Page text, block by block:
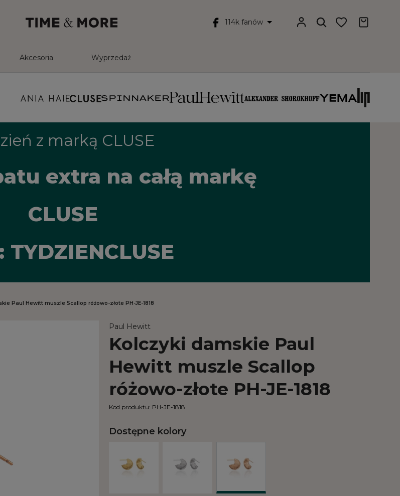
114k fanów
Akcesoria Wyprzedaż
z marką CLUSE
extra na całą markę
CLUSE
TYDZIENCLUSE
Paul Hewitt muszle Scallop różowo-złote PH-JE-1818
Paul Hewitt
Kolczyki damskie Paul
Hewitt muszle Scallop
różowo-złote PH-JE-1818
Kod produktu: PH-JE-1818
Dostępne kolory